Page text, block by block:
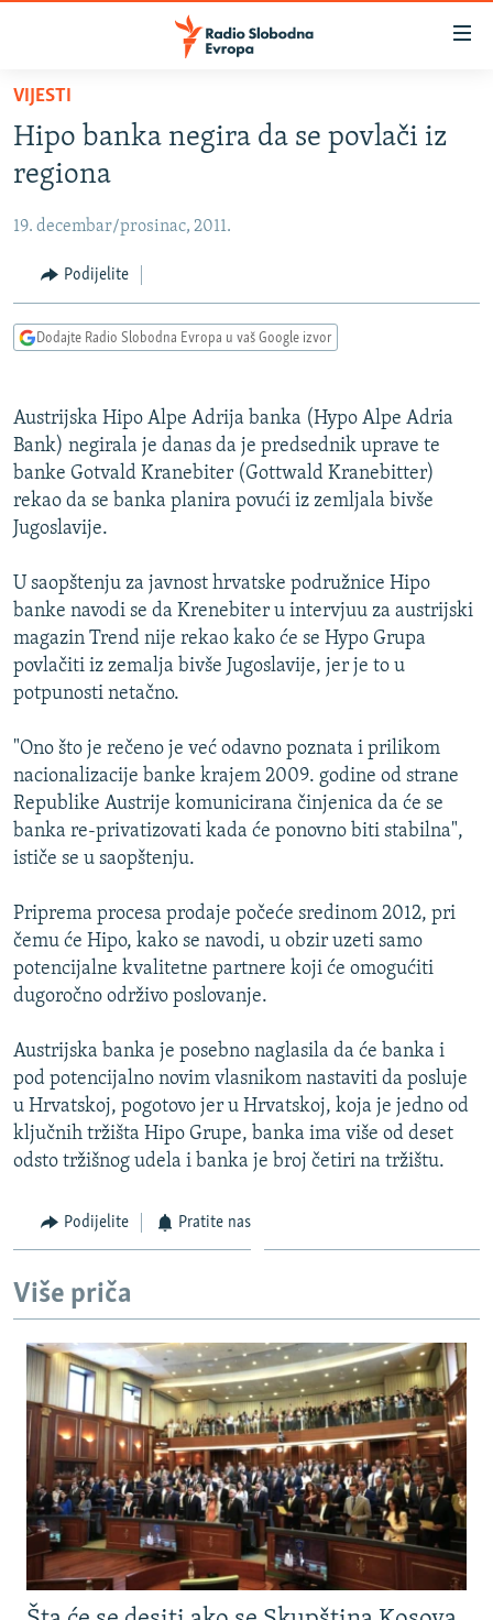
Pređite
glavni
sadržaj
Pređite
na
navigaciju
Pređite
na
BOSNA I HERCEGOVINA
SRBIJA
KOSOVO
CRNA GORA
VIDEO
INFOGRAFIKE
PODCASTI
KINA NA BALKANU
RSE PRIČE IZ SVIJETA
ISPRIČAJ MI
SPECIJALI RSE
VIŠE OD NASLOVA
GENOCID U SREBRENICI
TV LIBERTY
POST SCRIPTUM
MOJA EVROPA
TRI DECENIJE OD RATA U BIH
SVE KARTE DEJTONA
NASTANAK I RASPAD JUGOSLAVIJE
PRATITE NAS
Sve RFE/RL stranice
VIJESTI
Hipo banka negira da se povlači iz
regiona
19. decembar/prosinac, 2011.
Podijelite
Dodajte Radio Slobodna Evropa u vaš Google izvor
Austrijska Hipo Alpe Adrija banka (Hypo Alpe Adria
Bank) negirala je danas da je predsednik uprave te
banke Gotvald Kranebiter (Gottwald Kranebitter)
rekao da se banka planira povući iz zemljala bivše
Jugoslavije.
U saopštenju za javnost hrvatske podružnice Hipo
banke navodi se da Krenebiter u intervjuu za austrijski
magazin Trend nije rekao kako će se Hypo Grupa
povlačiti iz zemalja bivše Jugoslavije, jer je to u
potpunosti netačno.
"Ono što je rečeno je već odavno poznata i prilikom
nacionalizacije banke krajem 2009. godine od strane
Republike Austrije komunicirana činjenica da će se
banka re-privatizovati kada će ponovno biti stabilna",
ističe se u saopštenju.
Priprema procesa prodaje počeće sredinom 2012, pri
čemu će Hipo, kako se navodi, u obzir uzeti samo
potencijalne kvalitetne partnere koji će omogućiti
dugoročno održivo poslovanje.
Austrijska banka je posebno naglasila da će banka i
pod potencijalno novim vlasnikom nastaviti da posluje
u Hrvatskoj, pogotovo jer u Hrvatskoj, koja je jedno od
ključnih tržišta Hipo Grupe, banka ima više od deset
odsto tržišnog udela i banka je broj četiri na tržištu.
Podijelite Pratite nas
Više priča